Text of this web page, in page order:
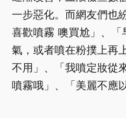
一步惡化。而網友們也
喜歡噴霧 噢買尬」、
氣，或者噴在粉撲上再
不用」、「我噴定妝從
噴霧哦」、「美麗不應